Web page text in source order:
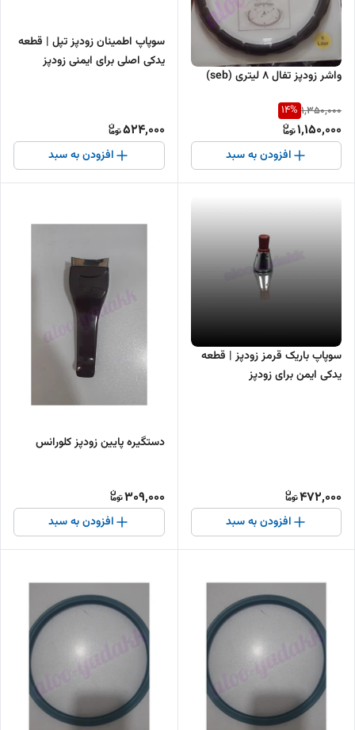
واشر زودپز تفال ۸ لیتری (seb)
1,350,000
14%
1,150,000
افزودن به سبد
سوپاپ اطمینان زودپز تپل | قطعه
یدکی اصلی برای ایمنی زودپز
524,000
افزودن به سبد
سوپاپ باریک قرمز زودپز | قطعه
یدکی ایمن برای زودپز
472,000
افزودن به سبد
دستگیره پایین زودپز کلورانس
309,000
افزودن به سبد